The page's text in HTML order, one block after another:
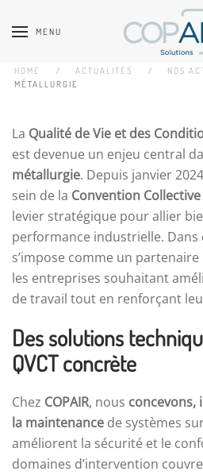
Accéder au contenu principal
MENU
HOME ACTUALITÉS NOS
MÉTALLURGIE
La Qualité de Vie et des
est devenue un enjeu central
métallurgie. Depuis janvier
sein de la Convention
levier stratégique pour allier
performance industrielle. Dans
s’impose comme un
les entreprises souhaitant
de travail tout en renforçant
Des solutions
QVCT concrète
Chez COPAIR, nous concevons,
la maintenance de systèmes
améliorent la sécurité et le
domaines d’intervention